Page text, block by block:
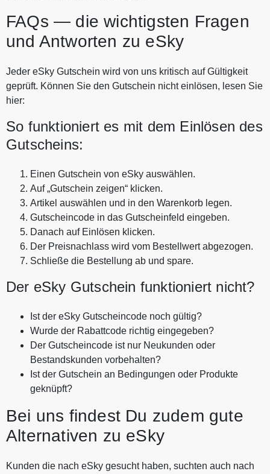
FAQs — die wichtigsten Fragen
und Antworten zu eSky
Jeder eSky Gutschein wird von uns kritisch auf Gültigkeit
geprüft. Können Sie den Gutschein nicht einlösen, lesen Sie
hier:
So funktioniert es mit dem Einlösen des
Gutscheins:
Einen Gutschein von eSky auswählen.
Auf „Gutschein zeigen“ klicken.
Artikel auswählen und in den Warenkorb legen.
Gutscheincode in das Gutscheinfeld eingeben.
Danach auf Einlösen klicken.
Der Preisnachlass wird vom Bestellwert abgezogen.
Schließe die Bestellung ab und spare.
Der eSky Gutschein funktioniert nicht?
Ist der eSky Gutscheincode noch gültig?
Wurde der Rabattcode richtig eingegeben?
Der Gutscheincode ist nur Neukunden oder
Bestandskunden vorbehalten?
Ist der Gutschein an Bedingungen oder Produkte
geknüpft?
Bei uns findest Du zudem gute
Alternativen zu eSky
Kunden die nach eSky gesucht haben, suchten auch nach